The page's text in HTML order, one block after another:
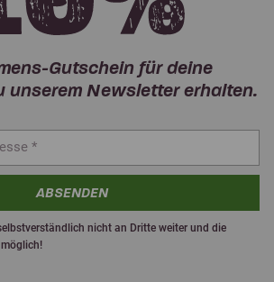
Gutschein für deine
unserem Newsletter erhalten.
ABSENDEN
nicht an Dritte weiter und die